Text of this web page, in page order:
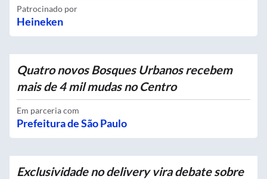
Patrocinado por
Heineken
Quatro novos Bosques Urbanos recebem
mais de 4 mil mudas no Centro
Em parceria com
Prefeitura de São Paulo
Exclusividade no delivery vira debate sobre